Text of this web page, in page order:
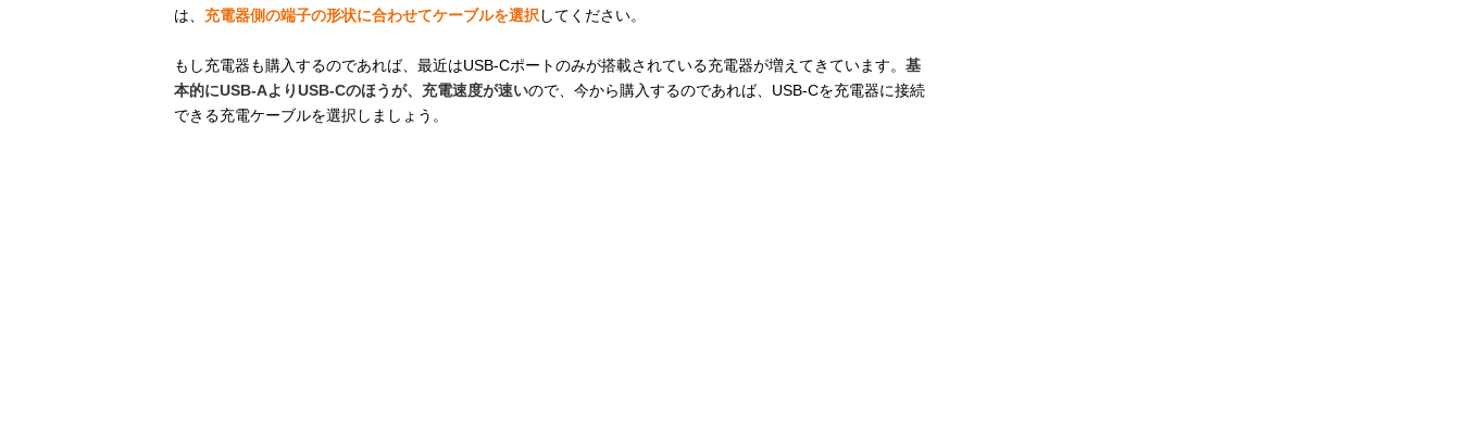
は、 充電器側の端子の形状に合わせてケーブルを選択 してください。
もし充電器も購入するのであれば、最近はUSB-Cポートのみが搭載されている充電器が増えてきています。 基
本的にUSB-AよりUSB-Cのほうが、充電速度が速いので、今から購入するのであれば、USB-Cを充電器に接続
できる充電ケーブルを選択しましょう。